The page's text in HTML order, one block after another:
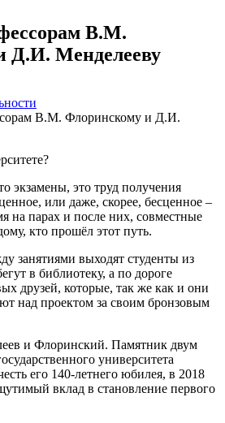
В.М.
Д.И. Менделееву
В.М. Флоринскому и Д.И.
экзамены, это труд получения
или даже, скорее, бесценное –
на парах и после них, совместные
кто прошёл этот путь.
занятиями выходят студенты из
в библиотеку, а по дороге
друзей, которые, так же как и они
над проектом за своим бронзовым
и Флоринский. Памятник двум
университета
его 140-летнего юбилея, в 2018
вклад в становление первого